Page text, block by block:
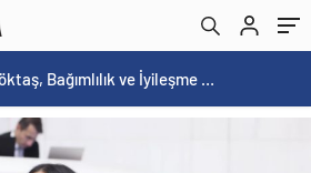
Bakan Göktaş, Bağımlılık ve İyileşme Konulu Kadın Forumu’nda konuştu: